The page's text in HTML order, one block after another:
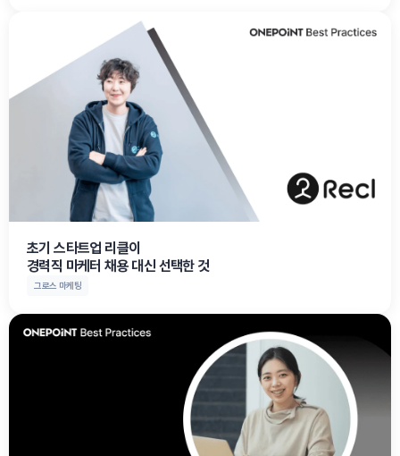
초기 스타트업 리클이
경력직 마케터 채용 대신 선택한 것
그로스 마케팅